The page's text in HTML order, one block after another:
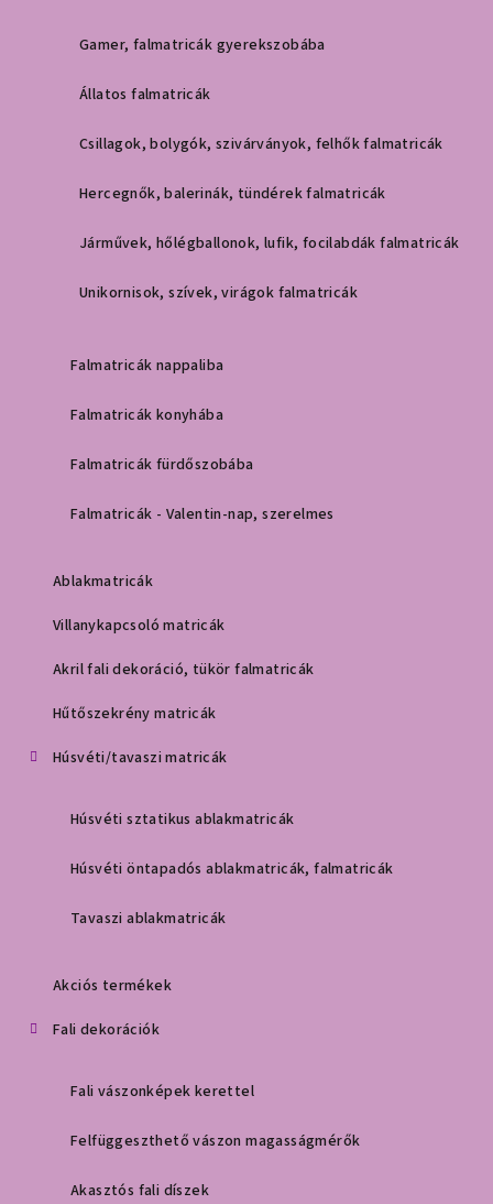
Gamer, falmatricák gyerekszobába
Állatos falmatricák
Csillagok, bolygók, szivárványok, felhők falmatricák
Hercegnők, balerinák, tündérek falmatricák
Járművek, hőlégballonok, lufik, focilabdák falmatricák
Unikornisok, szívek, virágok falmatricák
Falmatricák nappaliba
Falmatricák konyhába
Falmatricák fürdőszobába
Falmatricák - Valentin-nap, szerelmes
Ablakmatricák
Villanykapcsoló matricák
Akril fali dekoráció, tükör falmatricák
Hűtőszekrény matricák
Húsvéti/tavaszi matricák
Húsvéti sztatikus ablakmatricák
Húsvéti öntapadós ablakmatricák, falmatricák
Tavaszi ablakmatricák
Akciós termékek
Fali dekorációk
Fali vászonképek kerettel
Felfüggeszthető vászon magasságmérők
Akasztós fali díszek